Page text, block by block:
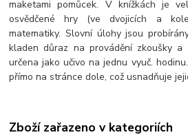
maketami pomůcek. V knížkách je
osvědčené hry (ve dvojicích a
matematiky. Slovní úlohy jsou
kladen důraz na provádění zkoušky a
určena jako učivo na jednu vyuč.
přímo na stránce dole, což usnadňuje
Zboží zařazeno v kategoriích